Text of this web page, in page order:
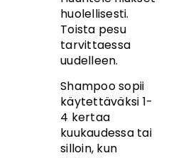
huolellisesti.
Toista pesu
tarvittaessa
uudelleen.
Shampoo sopii
käytettäväksi 1-
4 kertaa
kuukaudessa tai
silloin, kun